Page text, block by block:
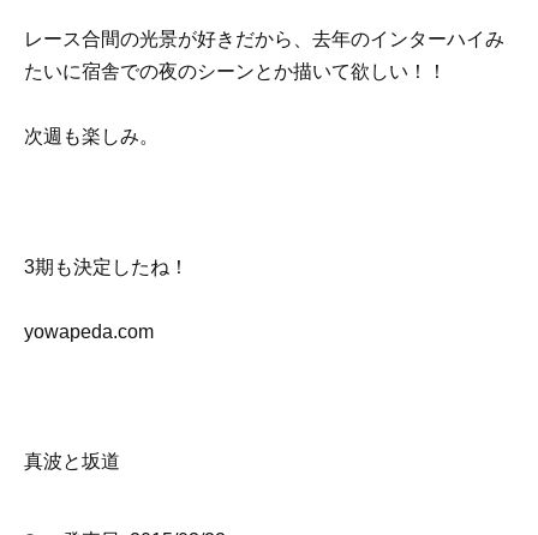
レース合間の光景が好きだから、去年のインターハイみ
たいに宿舎での夜のシーンとか描いて欲しい！！
次週も楽しみ。
3期も決定したね！
yowapeda.com
真波と坂道